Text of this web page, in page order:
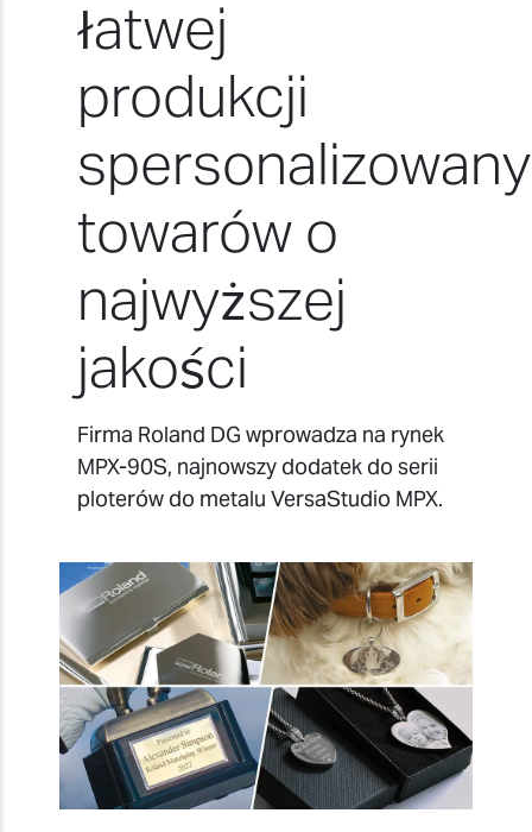
łatwej
produkcji
towarów o
najwyższej
jakości
Firma Roland DG wprowadza na rynek
MPX-90S, najnowszy dodatek do serii
ploterów do metalu VersaStudio MPX.